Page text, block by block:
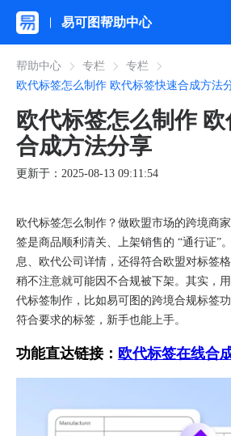
易可图帮助中心
帮助中心 专栏
专栏
欧代标签怎么制作 欧代标签快速合成方法
欧代标签怎么制作
合成方法分享
更新于：2025-08-13 09:11:54
欧代标签怎么制作？做欧盟市场的跨境商
签是商品顺利清关、上架销售的 “通行证”
息、欧代公司详情，还得符合欧盟对标签
稍不注意就可能因不合规被下架。其实，
代标签制作，比如易可图的跨境合规标签
符合要求的标签，新手也能上手。
功能直达链接： 欧代标签在线合